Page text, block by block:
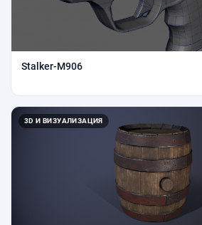
Stalker-M906
3D И ВИЗУАЛИЗАЦИЯ